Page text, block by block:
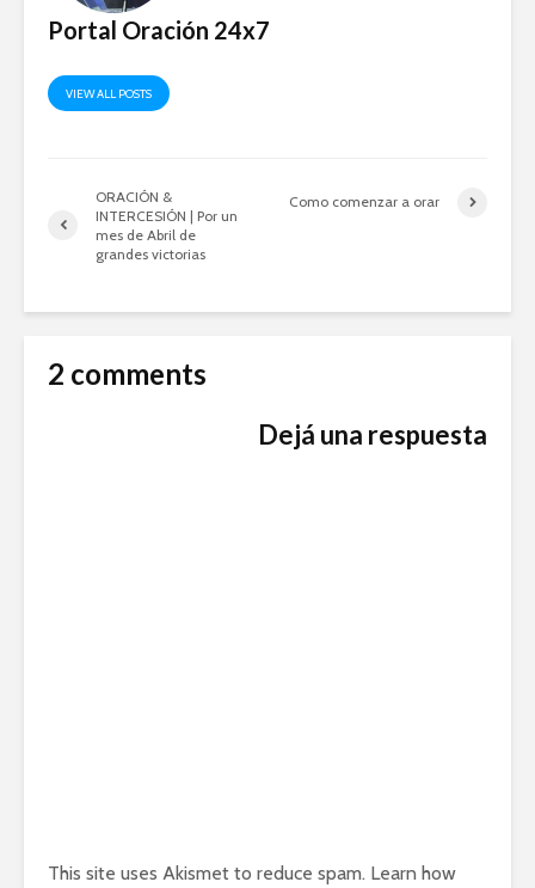
Portal Oración 24x7
VIEW ALL POSTS
ORACIÓN &
INTERCESIÓN | Por un
mes de Abril de
grandes victorias
Como comenzar a orar
2 comments
Dejá una respuesta
This site uses Akismet to reduce spam. Learn how